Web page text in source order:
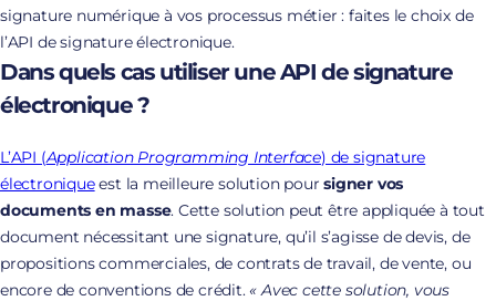
signature numérique à vos processus métier : faites le choix de
l’API de signature électronique.
Dans quels cas utiliser une API de signature
électronique ?
L’API (Application Programming Interface) de signature
électroniqueest la meilleure solution poursigner vos
documents en masse. Cette solution peut être appliquée à tout
document nécessitant une signature, qu’il s’agisse de devis, de
propositions commerciales, de contrats de travail, de vente, ou
encore de conventions de crédit.« Avec cette solution, vous